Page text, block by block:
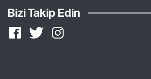
Bizi Takip Edin